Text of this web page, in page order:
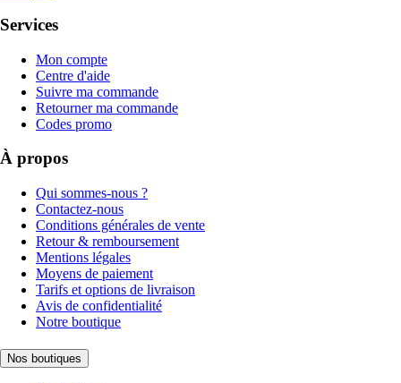
Services
Mon compte
Centre d'aide
Suivre ma commande
Retourner ma commande
Codes promo
À propos
Qui sommes-nous ?
Contactez-nous
Conditions générales de vente
Retour & remboursement
Mentions légales
Moyens de paiement
Tarifs et options de livraison
Avis de confidentialité
Notre boutique
Nos boutiques